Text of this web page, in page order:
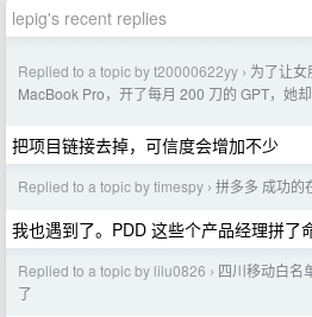
lepig's recent replies
Replied to a topic by t20000622yy › 为了让女
MacBook Pro，开了每月 200 刀的 GPT，她
把项目链接去掉，可信度会增加不少
Replied to a topic by timespy › 拼多多 成功的
我也遇到了。PDD 这些个产品经理拼了
Replied to a topic by lilu0826 › 四川移动白名
了